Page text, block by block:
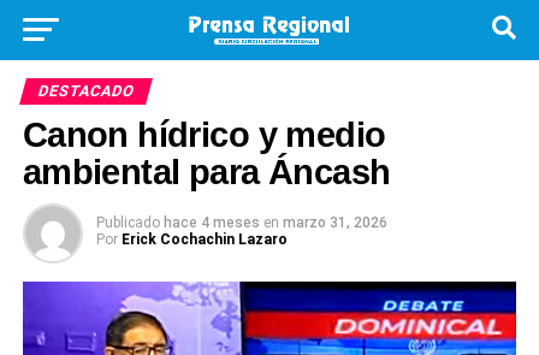
DESTACADO
Canon hídrico y medio
ambiental para Áncash
Publicado hace 4 meses en marzo 31, 2026
Por Erick Cochachin Lazaro